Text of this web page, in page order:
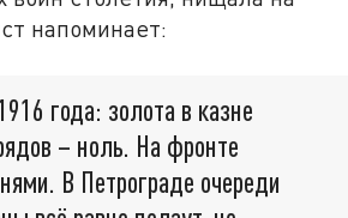
напоминает:
года: золота в казне
– ноль. На фронте
В Петрограде очереди